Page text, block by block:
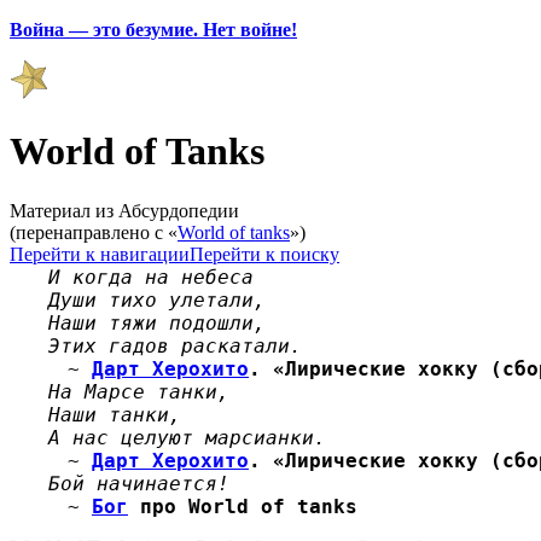
Война — это безумие. Нет войне!
World of Tanks
Материал из Абсурдопедии
(перенаправлено с «World of tanks»)
Перейти к навигацииПерейти к поиску
И когда на небеса
Души тихо улетали,
Наши тяжи подошли,
Этих гадов раскатали.
~ Дарт Херохито . «Лирические хокку
На Марсе танки,
Наши танки,
А нас целуют марсианки.
~ Дарт Херохито . «Лирические хокку
Бой начинается!
~ Бог про World of tanks